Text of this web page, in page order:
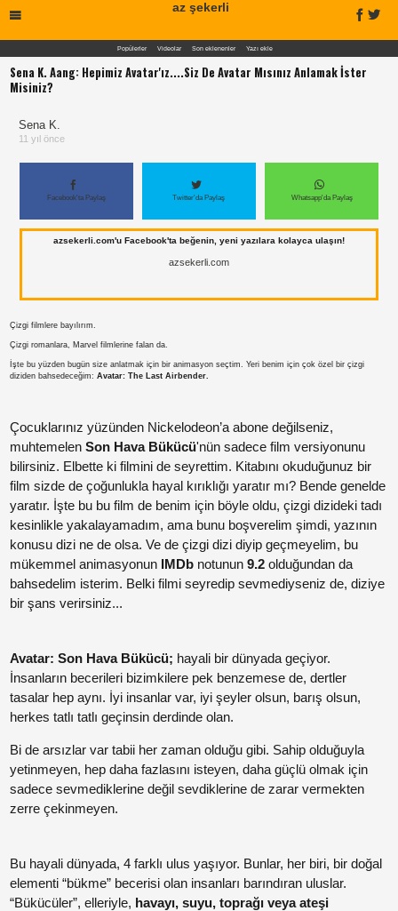
az şekerli
Popülerler Videolar Son eklenenler Yazı ekle
Sena K. Aang: Hepimiz Avatar'ız....Siz De Avatar Mısınız Anlamak İster
Misiniz?
Sena K.
11 yıl önce
Facebook'ta Paylaş Twitter'da Paylaş Whatsapp'da Paylaş
azsekerli.com'u Facebook'ta beğenin, yeni yazılara kolayca ulaşın!
azsekerli.com
Çizgi filmlere bayılırım.
Çizgi romanlara, Marvel filmlerine falan da.
İşte bu yüzden bugün size anlatmak için bir animasyon seçtim. Yeri benim için çok özel bir çizgi
diziden bahsedeceğim:Avatar: The Last Airbender.
Paylaş
Paylaş
Paylaş
Çocuklarınız yüzünden Nickelodeon’a abone değilseniz,
muhtemelenSon Hava Bükücü'nün sadece film versiyonunu
bilirsiniz. Elbette ki filmini de seyrettim. Kitabını okuduğunuz bir
film sizde de çoğunlukla hayal kırıklığı yaratır mı? Bende genelde
yaratır. İşte bu bu film de benim için böyle oldu, çizgi dizideki tadı
kesinlikle yakalayamadım, ama bunu boşverelim şimdi, yazının
konusu dizi ne de olsa. Ve de çizgi dizi diyip geçmeyelim, bu
mükemmel animasyonun
IMDb notunun9.2 olduğundan da
bahsedelim isterim. Belki filmi seyredip sevmediyseniz de, diziye
bir şans verirsiniz...
Paylaş
Paylaş
Paylaş
Avatar: Son Hava Bükücü; hayali bir dünyada geçiyor.
İnsanların becerileri bizimkilere pek benzemese de, dertler
tasalar hep aynı. İyi insanlar var, iyi şeyler olsun, barış olsun,
herkes tatlı tatlı geçinsin derdinde olan.
Bi de arsızlar var tabii her zaman olduğu gibi. Sahip olduğuyla
yetinmeyen, hep daha fazlasını isteyen, daha güçlü olmak için
sadece sevmediklerine değil sevdiklerine de zarar vermekten
zerre çekinmeyen.
Paylaş
Bu hayali dünyada, 4 farklı ulus yaşıyor. Bunlar, her biri, bir doğal
elementi “bükme” becerisi olan insanları barındıran uluslar.
“Bükücüler”, elleriyle, havayı, suyu, toprağı veya ateşi